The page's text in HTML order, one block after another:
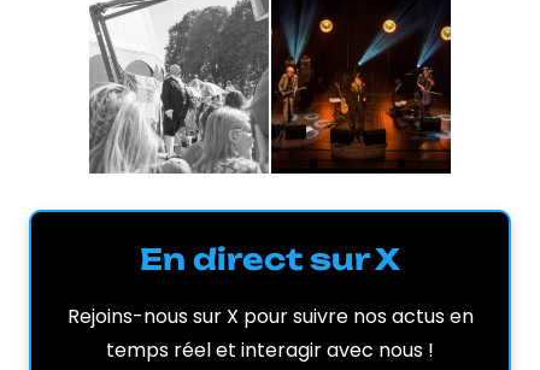
En direct sur X
Rejoins-nous sur X pour suivre nos actus en
temps réel et interagir avec nous !